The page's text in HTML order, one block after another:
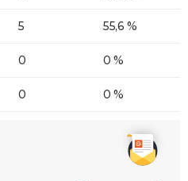
5 55,6 %
0 0 %
0 0 %